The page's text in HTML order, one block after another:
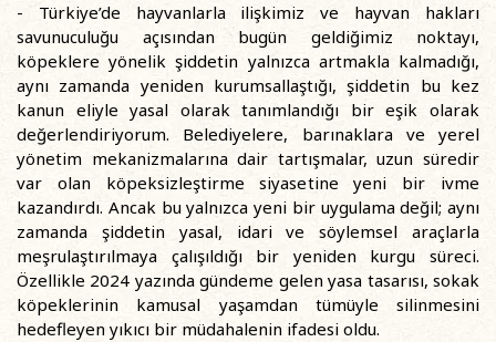
- Türkiye’de hayvanlarla ilişkimiz ve hayvan hakları
savunuculuğu açısından bugün geldiğimiz noktayı,
köpeklere yönelik şiddetin yalnızca artmakla kalmadığı,
aynı zamanda yeniden kurumsallaştığı, şiddetin bu kez
kanun eliyle yasal olarak tanımlandığı bir eşik olarak
değerlendiriyorum. Belediyelere, barınaklara ve yerel
yönetim mekanizmalarına dair tartışmalar, uzun süredir
var olan köpeksizleştirme siyasetine yeni bir ivme
kazandırdı. Ancak bu yalnızca yeni bir uygulama değil; aynı
zamanda şiddetin yasal, idari ve söylemsel araçlarla
meşrulaştırılmaya çalışıldığı bir yeniden kurgu süreci.
Özellikle 2024 yazında gündeme gelen yasa tasarısı, sokak
köpeklerinin kamusal yaşamdan tümüyle silinmesini
hedefleyen yıkıcı bir müdahalenin ifadesi oldu.